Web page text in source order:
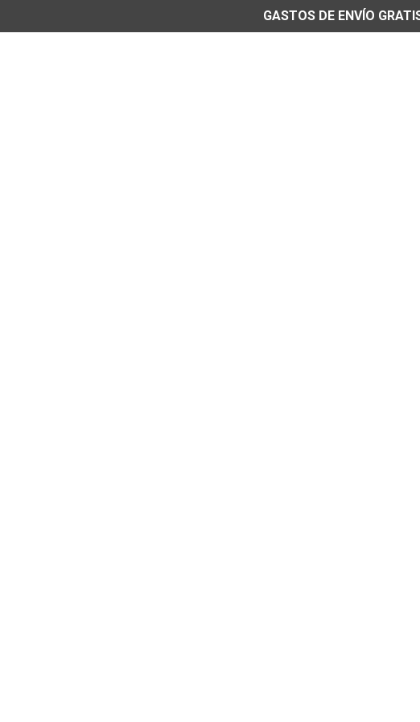
GASTOS DE ENVÍO